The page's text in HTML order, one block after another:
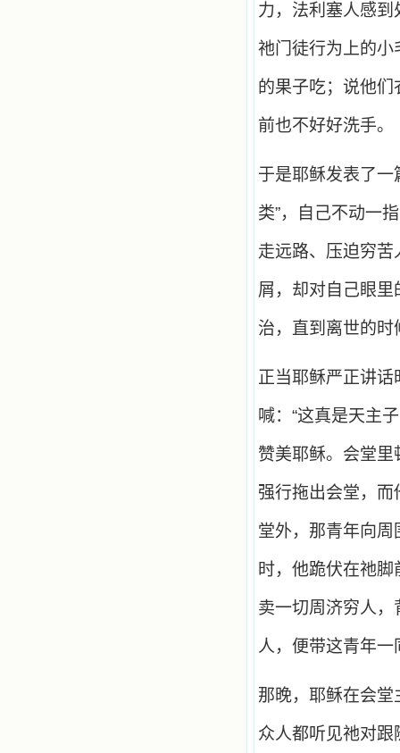
力，法利塞人感
祂门徒行为上的小
的果子吃；说他
前也不好好洗手。
于是耶稣发表了一
类”，自己不动一
走远路、压迫穷
屑，却对自己眼
治，直到离世的时
正当耶稣严正讲
喊：“这真是天主
赞美耶稣。会堂
强行拖出会堂，
堂外，那青年向
时，他跪伏在祂
卖一切周济穷人
人，便带这青年一
那晚，耶稣在会
众人都听见祂对